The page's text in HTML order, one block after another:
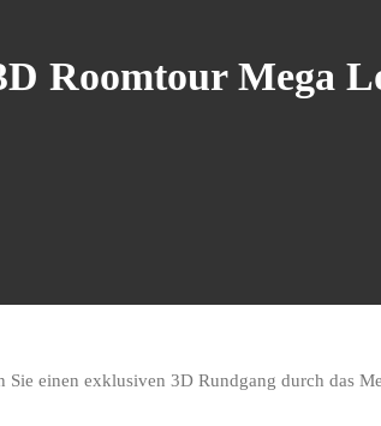
Roomtour Mega
Sie einen exklusiven 3D Rundgang durch das